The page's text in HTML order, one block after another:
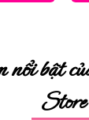
bật
Store